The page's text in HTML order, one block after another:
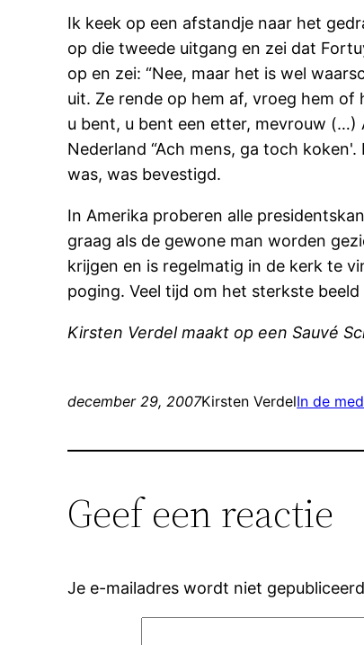
Ik keek op een afstandje naar het
op die tweede uitgang en zei dat
op en zei: “Nee, maar het is wel
uit. Ze rende op hem af, vroeg hem
u bent, u bent een etter, mevrouw (…)
Nederland “Ach mens, ga toch
was, was bevestigd.
In Amerika proberen alle
graag als de gewone man worden
krijgen en is regelmatig in de kerk te
poging. Veel tijd om het sterkste
Kirsten Verdel maakt op een Sauvé
december 29, 2007Kirsten VerdelIn de
Geef een reactie
Je e-mailadres wordt niet